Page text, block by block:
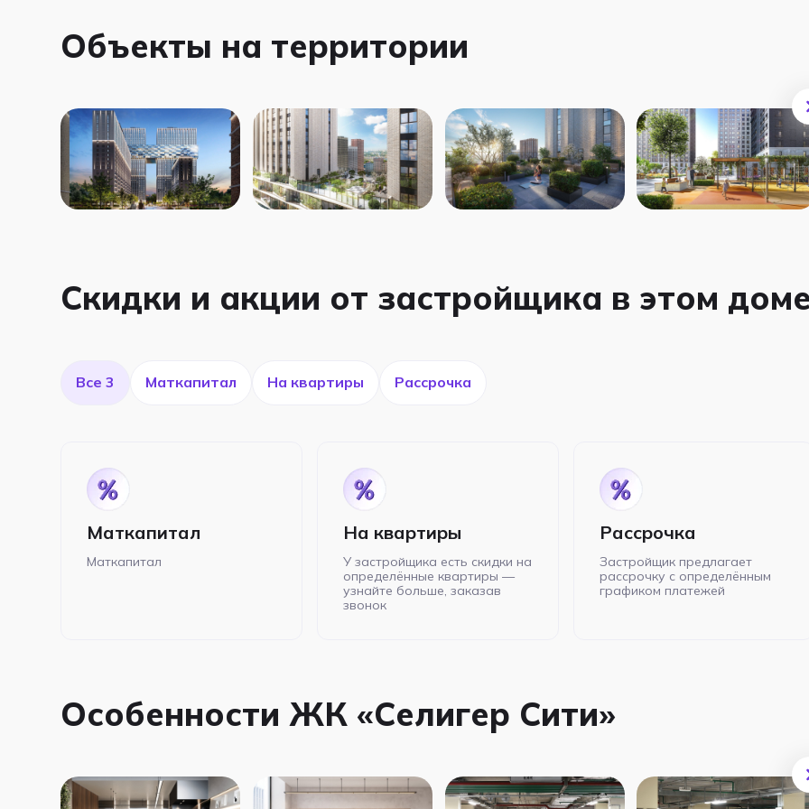
Объекты на территории
Скидки и акции от застройщика в этом
Все 3 Маткапитал На квартиры Рассрочка
Маткапитал
Маткапитал
На квартиры
У застройщика есть скидки на
определённые квартиры —
узнайте больше, заказав
звонок
Рассрочка
Застройщик предлагает
рассрочку с определённым
графиком платежей
Особенности ЖК «Селигер Сити»